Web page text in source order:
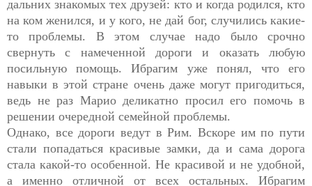
дальних знакомых тех друзей: кто и когда родился, кто
на ком женился, и у кого, не дай бог, случились какие-
то проблемы. В этом случае надо было срочно
свернуть с намеченной дороги и оказать любую
посильную помощь. Ибрагим уже понял, что его
навыки в этой стране очень даже могут пригодиться,
ведь не раз Марио деликатно просил его помочь в
решении очередной семейной проблемы.
Однако, все дороги ведут в Рим. Вскоре им по пути
стали попадаться красивые замки, да и сама дорога
стала какой-то особенной. Не красивой и не удобной,
а именно отличной от всех остальных. Ибрагим